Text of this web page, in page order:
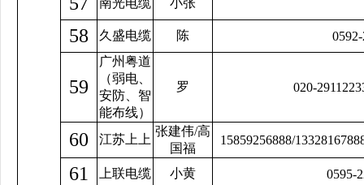
南光电缆 小张
58 久盛电缆 陈
59
广州粤道
（弱电、
安防、智
能布线）
罗 020-
60 江苏上上
张建伟/高
国福
15859256888/
61 上联电缆 小黄 0595-